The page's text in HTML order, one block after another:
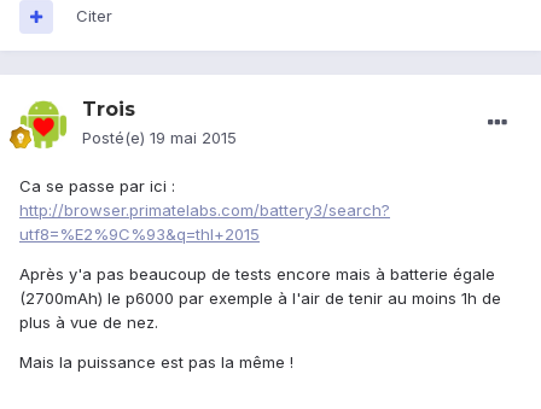
Citer
Trois
Posté(e) 19 mai 2015
Ca se passe par ici :
http://browser.primatelabs.com/battery3/search?
utf8=%E2%9C%93&q=thl+2015
Après y'a pas beaucoup de tests encore mais à batterie égale
(2700mAh) le p6000 par exemple à l'air de tenir au moins 1h de
plus à vue de nez.
Mais la puissance est pas la même !